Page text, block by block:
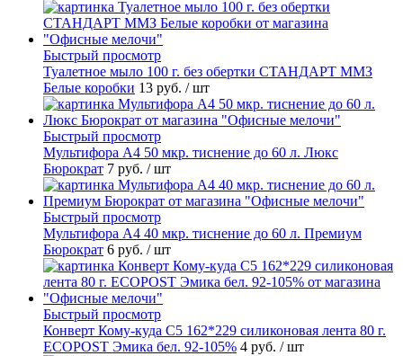
Быстрый просмотр
Туалетное мыло 100 г. без обертки СТАНДАРТ ММЗ
Белые коробки 13 руб. / шт
Быстрый просмотр
Мультифора А4 50 мкр. тиснение до 60 л. Люкс
Бюрократ 7 руб. / шт
Быстрый просмотр
Мультифора А4 40 мкр. тиснение до 60 л. Премиум
Бюрократ 6 руб. / шт
Быстрый просмотр
Конверт Кому-куда С5 162*229 силиконовая лента 80 г.
ECOPOST Эмика бел. 92-105% 4 руб. / шт